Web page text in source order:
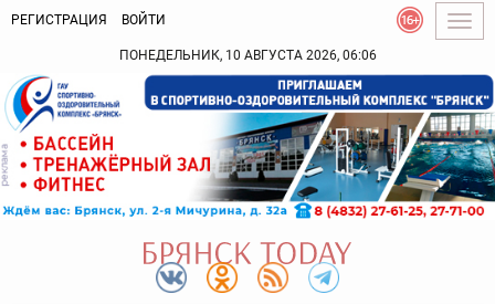
РЕГИСТРАЦИЯ ВОЙТИ
ПОНЕДЕЛЬНИК, 10 АВГУСТА 2026, 06:06